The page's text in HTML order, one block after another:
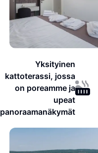
Yksityinen
kattoterassi, jossa
on poreamme ja
upeat
panoraamanäkymät